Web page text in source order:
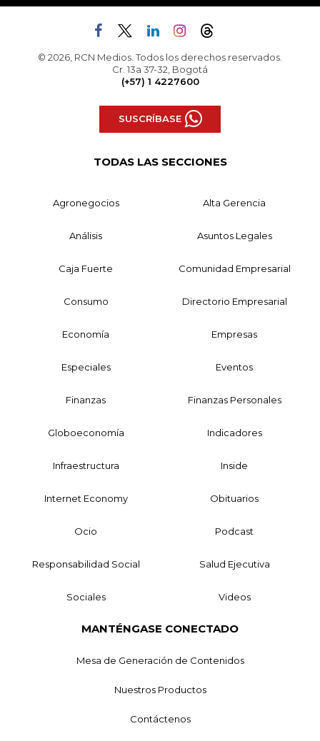
© 2026, RCN Medios. Todos los derechos reservados.
Cr. 13a 37-32, Bogotá
(+57) 1 4227600
SUSCRÍBASE
TODAS LAS SECCIONES
Agronegocios Alta Gerencia
Análisis Asuntos Legales
Caja Fuerte Comunidad Empresarial
Consumo Directorio Empresarial
Economía Empresas
Especiales Eventos
Finanzas Finanzas Personales
Globoeconomía Indicadores
Infraestructura Inside
Internet Economy Obituarios
Ocio Podcast
Responsabilidad Social Salud Ejecutiva
Sociales Videos
MANTÉNGASE CONECTADO
Mesa de Generación de Contenidos
Nuestros Productos
Contáctenos